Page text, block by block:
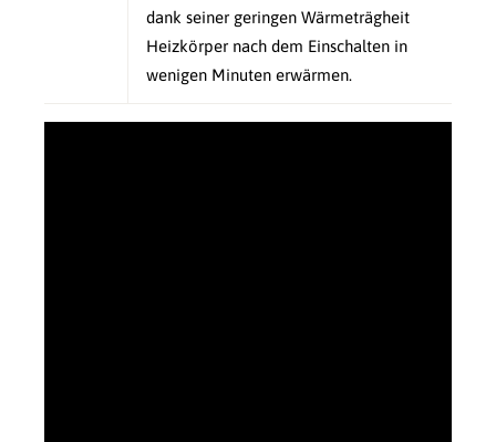
dank seiner geringen Wärmeträgheit
Heizkörper nach dem Einschalten in
wenigen Minuten erwärmen.